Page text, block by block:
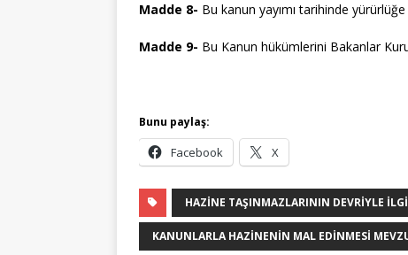
Madde 8- Bu kanun yayımı tarihinde
Madde 9- Bu Kanun hükümlerini Bakanlar
Bunu paylaş:
Facebook X
HAZINE TAŞINMAZLARININ DEVRIYLE
KANUNLARLA HAZINENIN MAL EDINMESI